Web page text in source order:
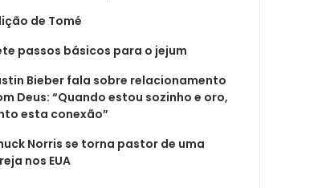
de Tomé
passos básicos para o jejum
Bieber fala sobre relacionamento
Deus: “Quando estou sozinho e oro,
esta conexão”
Norris se torna pastor de uma
nos EUA